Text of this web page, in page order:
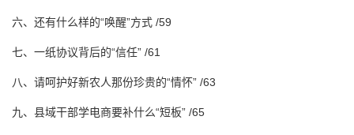
六、还有什么样的“唤醒”方式 /59
七、一纸协议背后的“信任” /61
八、请呵护好新农人那份珍贵的“情怀” /63
九、县域干部学电商要补什么“短板” /65